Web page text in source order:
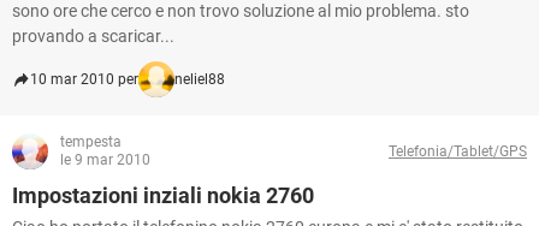
sono ore che cerco e non trovo soluzione al mio problema. sto
provando a scaricar...
10 mar 2010 per neliel88
tempesta
le 9 mar 2010
Telefonia/Tablet/GPS
Impostazioni inziali nokia 2760